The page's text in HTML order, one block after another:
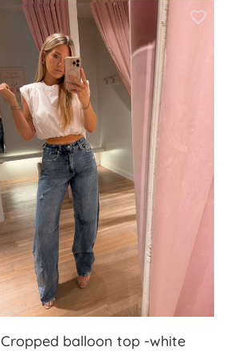
Cropped balloon top -white